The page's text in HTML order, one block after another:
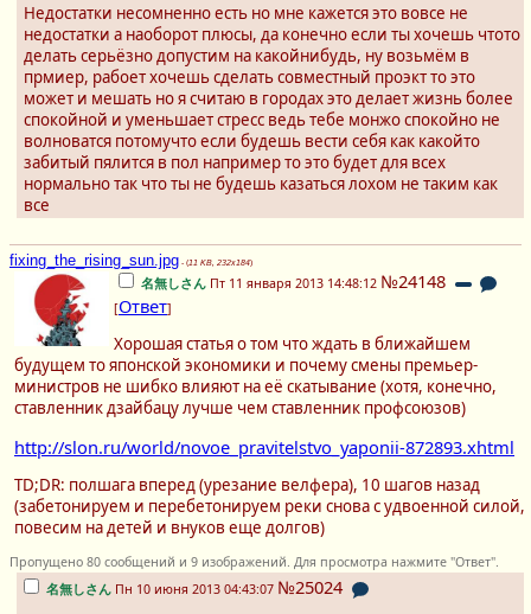
Недостатки несомненно есть но мне кажется это вовсе не
недостатки а наоборот плюсы, да конечно если ты хочешь чтото
делать серьёзно допустим на какойнибудь, ну возьмём в
прмиер, рабоет хочешь сделать совместный проэкт то это
может и мешать но я считаю в городах это делает жизнь более
спокойной и уменьшает стресс ведь тебе монжо спокойно не
волноватся потомучто если будешь вести себя как какойто
забитый пялится в пол например то это будет для всех
нормально так что ты не будешь казаться лохом не таким как
все
fixing_the_rising_sun.jpg - (11 KB, 232x184)
名無しさん Пт 11 января 2013 14:48:12 №24148
[Ответ]
Хорошая статья о том что ждать в ближайшем
будущем то японской экономики и почему смены премьер-
министров не шибко влияют на её скатывание (хотя, конечно,
ставленник дзайбацу лучше чем ставленник профсоюзов)
http://slon.ru/world/novoe_pravitelstvo_yaponii-872893.xhtml
TD;DR: полшага вперед (урезание велфера), 10 шагов назад
(забетонируем и перебетонируем реки снова с удвоенной силой,
повесим на детей и внуков еще долгов)
Пропущено 80 сообщений и 9 изображений. Для просмотра нажмите "Ответ".
名無しさん Пн 10 июня 2013 04:43:07 №25024